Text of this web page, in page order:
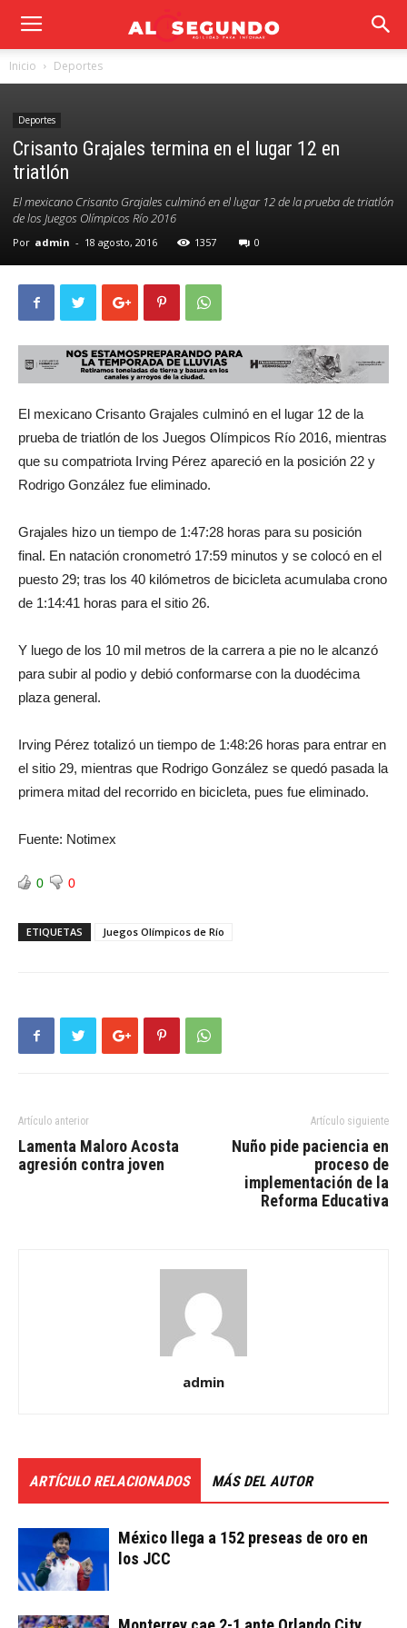
Inicio Deportes
Deportes
Crisanto Grajales termina en el lugar 12 en
triatlón
El mexicano Crisanto Grajales culminó en el lugar 12 de la prueba de triatlón
de los Juegos Olímpicos Río 2016
Por admin - 18 agosto, 2016 1357 0
El mexicano Crisanto Grajales culminó en el lugar 12 de la
prueba de triatlón de los Juegos Olímpicos Río 2016, mientras
que su compatriota Irving Pérez apareció en la posición 22 y
Rodrigo González fue eliminado.
Grajales hizo un tiempo de 1:47:28 horas para su posición
final. En natación cronometró 17:59 minutos y se colocó en el
puesto 29; tras los 40 kilómetros de bicicleta acumulaba crono
de 1:14:41 horas para el sitio 26.
Y luego de los 10 mil metros de la carrera a pie no le alcanzó
para subir al podio y debió conformarse con la duodécima
plaza general.
Irving Pérez totalizó un tiempo de 1:48:26 horas para entrar en
el sitio 29, mientras que Rodrigo González se quedó pasada la
primera mitad del recorrido en bicicleta, pues fue eliminado.
Fuente: Notimex
0 0
ETIQUETAS Juegos Olímpicos de Río
Artículo anterior
Lamenta Maloro Acosta
agresión contra joven
Artículo siguiente
Nuño pide paciencia en
proceso de
implementación de la
Reforma Educativa
admin
ARTÍCULO RELACIONADOS MÁS DEL AUTOR
México llega a 152 preseas de oro en
los JCC